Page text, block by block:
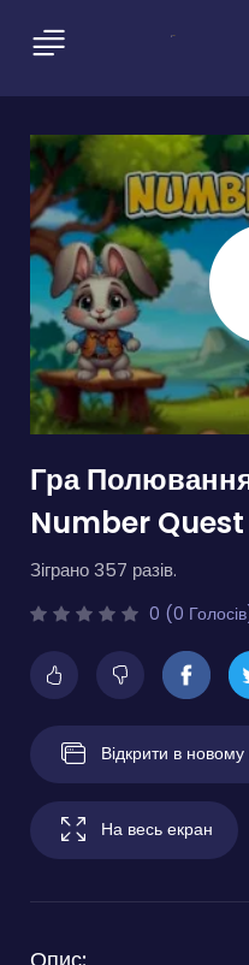
Гра
Number
Зіграно 357 разів.
0 (0
Відкрити в новому
На весь екран